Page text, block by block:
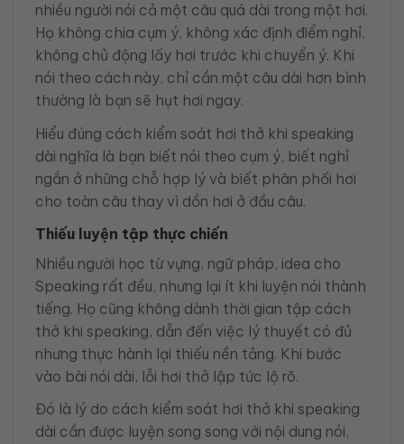
nhiều người nói cả một câu quá dài trong một hơi.
Họ không chia cụm ý, không xác định điểm nghỉ,
không chủ động lấy hơi trước khi chuyển ý. Khi
nói theo cách này, chỉ cần một câu dài hơn bình
thường là bạn sẽ hụt hơi ngay.
Hiểu đúng cách kiểm soát hơi thở khi speaking
dài nghĩa là bạn biết nói theo cụm ý, biết nghỉ
ngắn ở những chỗ hợp lý và biết phân phối hơi
cho toàn câu thay vì dồn hơi ở đầu câu.
Thiếu luyện tập thực chiến
Nhiều người học từ vựng, ngữ pháp, idea cho
Speaking rất đều, nhưng lại ít khi luyện nói thành
tiếng. Họ cũng không dành thời gian tập cách
thở khi speaking, dẫn đến việc lý thuyết có đủ
nhưng thực hành lại thiếu nền tảng. Khi bước
vào bài nói dài, lỗi hơi thở lập tức lộ rõ.
Đó là lý do cách kiểm soát hơi thở khi speaking
dài cần được luyện song song với nội dung nói,